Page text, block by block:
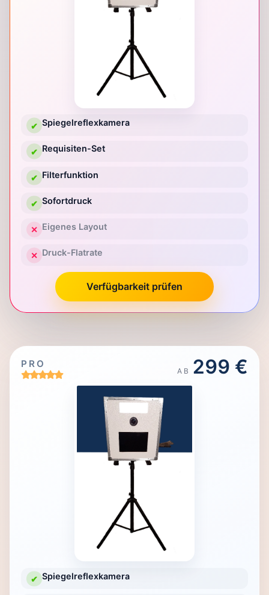
✔ Spiegelreflexkamera
✔ Requisiten-Set
✔ Filterfunktion
✔ Sofortdruck
✕ Eigenes Layout
✕ Druck-Flatrate
Verfügbarkeit prüfen
PRO
AB 299 €
✔ Spiegelreflexkamera